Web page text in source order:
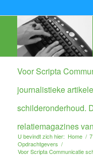
Voor Scripta
journalistieke
schilderonderhoud.
relatiemagazines
U bevindt zich hier: Home /
Opdrachtgevers /
Voor Scripta Communicatie